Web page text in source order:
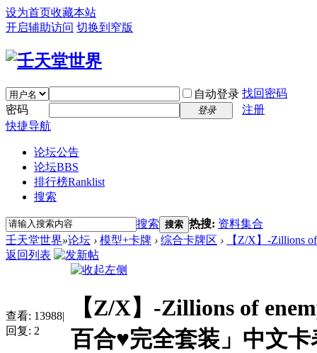
设为首页收藏本站
开启辅助访问 切换到窄版
自动登录 找回密码
密码
登录
注册
快捷导航
论坛公告
论坛BBS
排行榜Ranklist
搜索
搜索 搜索 热搜: 资料集合
壬天堂世界»论坛 › 模型+卡牌 › 综合卡牌区 ›
【Z/X】-Zillions
返回列表
查看: 13988|
回复: 2
【Z/X】-Zillions of
百合♥完全套装」中文卡